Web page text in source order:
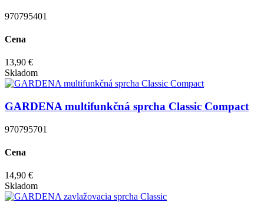
970795401
Cena
13,90 €
Skladom
GARDENA multifunkčná sprcha Classic Compact
970795701
Cena
14,90 €
Skladom